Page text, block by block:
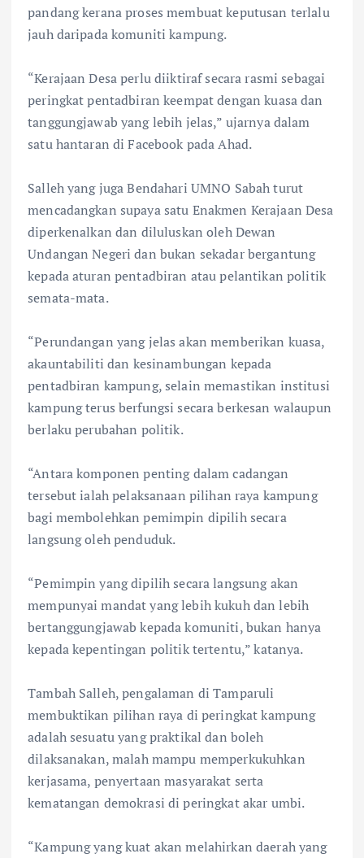
pandang kerana proses membuat keputusan terlalu
jauh daripada komuniti kampung.
“Kerajaan Desa perlu diiktiraf secara rasmi sebagai
peringkat pentadbiran keempat dengan kuasa dan
tanggungjawab yang lebih jelas,” ujarnya dalam
satu hantaran di Facebook pada Ahad.
Salleh yang juga Bendahari UMNO Sabah turut
mencadangkan supaya satu Enakmen Kerajaan Desa
diperkenalkan dan diluluskan oleh Dewan
Undangan Negeri dan bukan sekadar bergantung
kepada aturan pentadbiran atau pelantikan politik
semata-mata.
“Perundangan yang jelas akan memberikan kuasa,
akauntabiliti dan kesinambungan kepada
pentadbiran kampung, selain memastikan institusi
kampung terus berfungsi secara berkesan walaupun
berlaku perubahan politik.
“Antara komponen penting dalam cadangan
tersebut ialah pelaksanaan pilihan raya kampung
bagi membolehkan pemimpin dipilih secara
langsung oleh penduduk.
“Pemimpin yang dipilih secara langsung akan
mempunyai mandat yang lebih kukuh dan lebih
bertanggungjawab kepada komuniti, bukan hanya
kepada kepentingan politik tertentu,” katanya.
Tambah Salleh, pengalaman di Tamparuli
membuktikan pilihan raya di peringkat kampung
adalah sesuatu yang praktikal dan boleh
dilaksanakan, malah mampu memperkukuhkan
kerjasama, penyertaan masyarakat serta
kematangan demokrasi di peringkat akar umbi.
“Kampung yang kuat akan melahirkan daerah yang